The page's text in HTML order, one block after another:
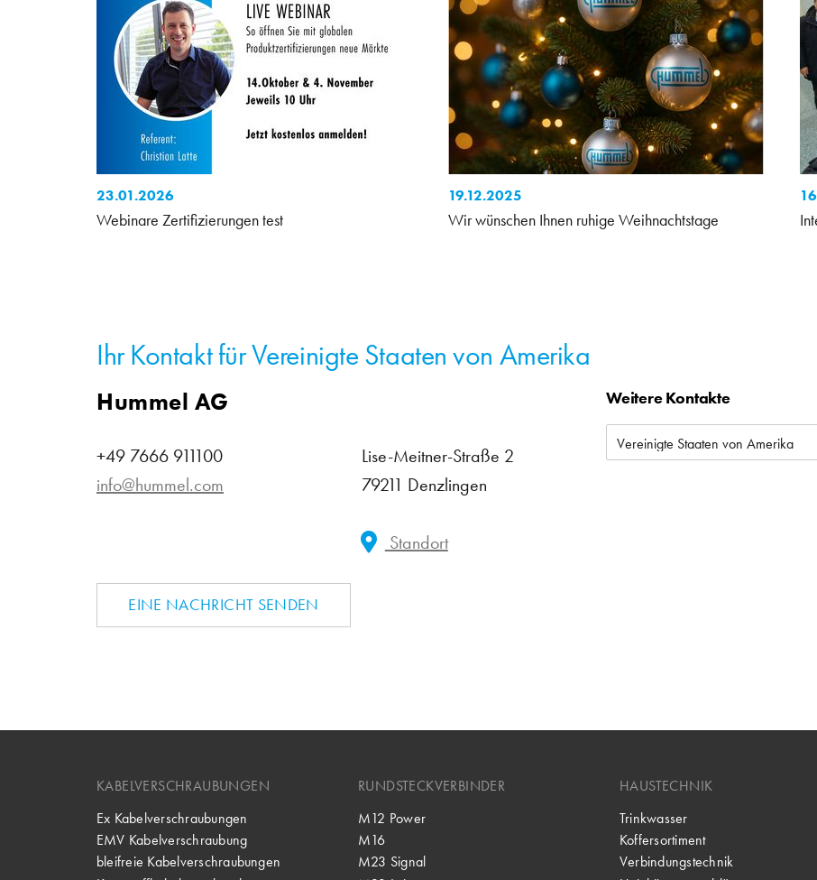
23.01.2026
Webinare Zertifizierungen test
19.12.2025
Wir wünschen Ihnen ruhige Weihnachtstage
Ihr Kontakt für Vereinigte Staaten von Amerika
Weitere Kontakte
Hummel AG
+49 7666 911100
info@hummel.com
Lise-Meitner-Straße 2
79211 Denzlingen
Standort
EINE NACHRICHT SENDEN
KABELVERSCHRAUBUNGEN
Ex Kabelverschraubungen
EMV Kabelverschraubung
bleifreie Kabelverschraubungen
RUNDSTECKVERBINDER
M12 Power
M16
M23 Signal
HAUSTECHNIK
Trinkwasser
Koffersortiment
Verbindungstechnik